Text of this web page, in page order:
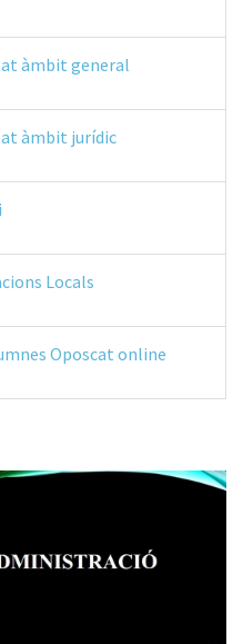
àmbit general
àmbit jurídic
Locals
Oposcat online